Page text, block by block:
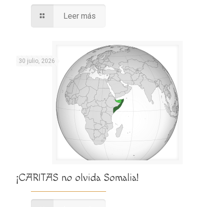
Leer más
30 julio, 2026
¡CARITAS no olvida Somalia!